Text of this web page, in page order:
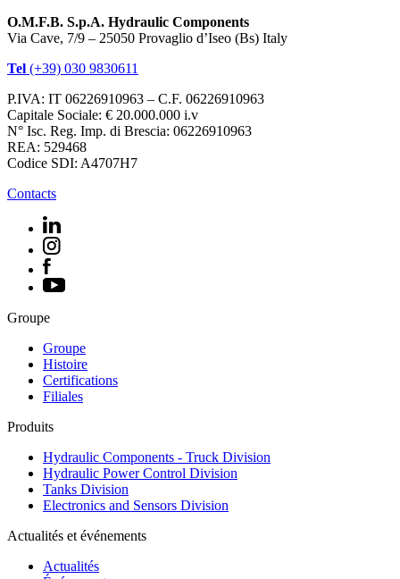
O.M.F.B. S.p.A. Hydraulic Components
Via Cave, 7/9 – 25050 Provaglio d’Iseo (Bs) Italy
Tel (+39) 030 9830611
P.IVA: IT 06226910963 – C.F. 06226910963
Capitale Sociale: € 20.000.000 i.v
N° Isc. Reg. Imp. di Brescia: 06226910963
REA: 529468
Codice SDI: A4707H7
Contacts
Groupe
Groupe
Histoire
Certifications
Filiales
Produits
Hydraulic Components - Truck Division
Hydraulic Power Control Division
Tanks Division
Electronics and Sensors Division
Actualités et événements
Actualités